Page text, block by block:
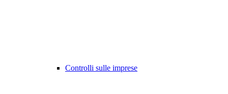
Controlli sulle imprese